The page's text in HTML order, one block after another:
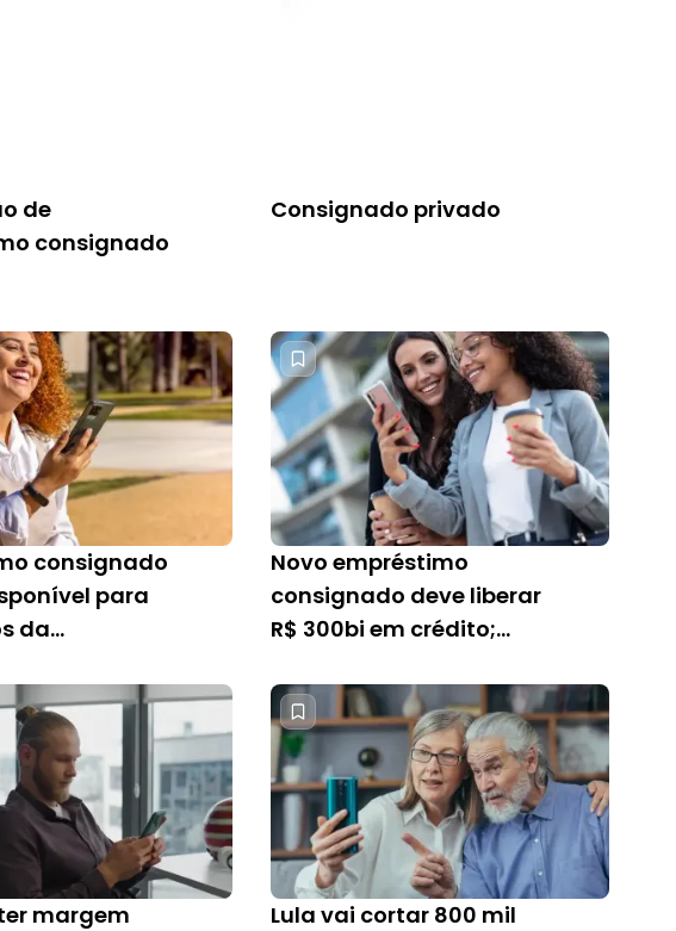
de
consignado
Consignado privado
consignado
para
da
Novo empréstimo
consignado deve liberar
R$ 300bi em crédito;
margem
Lula vai cortar 800 mil